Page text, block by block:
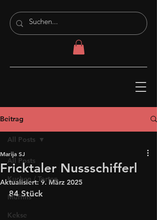
Beitrag
All Posts
Kuchen / Torten
Muffins
Kekse
All Posts
Fricktaler Nussschifferl
Marija SJ
Aktualisiert:9. März 2025
84 Stück